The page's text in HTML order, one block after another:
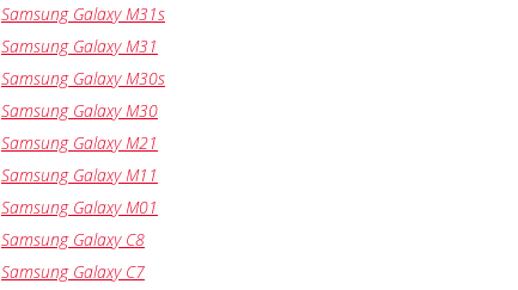
Samsung Galaxy M31s
Samsung Galaxy M31
Samsung Galaxy M30s
Samsung Galaxy M30
Samsung Galaxy M21
Samsung Galaxy M11
Samsung Galaxy M01
Samsung Galaxy C8
Samsung Galaxy C7